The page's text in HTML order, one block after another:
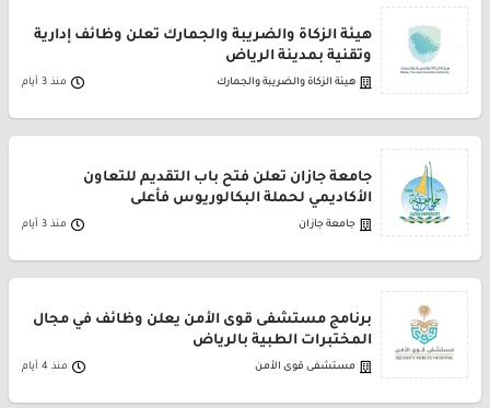
هيئة الزكاة والضريبة والجمارك تعلن وظائف إدارية
وتقنية بمدينة الرياض
هيئة الزكاة والضريبة والجمارك منذ 3 أيام
جامعة جازان تعلن فتح باب التقديم للتعاون
الأكاديمي لحملة البكالوريوس فأعلى
جامعة جازان منذ 3 أيام
برنامج مستشفى قوى الأمن يعلن وظائف في مجال
المختبرات الطبية بالرياض
مستشفى قوى الأمن منذ 4 أيام